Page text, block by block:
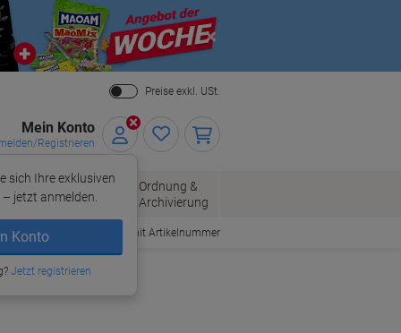
Close
Preise exkl. USt.
Mein Konto
Registrieren
sich Ihre exklusiven
jetzt anmelden.
Konto
Jetzt registrieren
Bürobedarf
Ordnung &
Archivierung
Bestellen mit Artikelnummer